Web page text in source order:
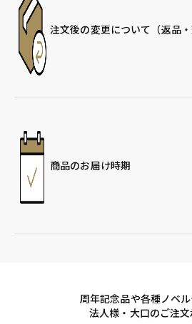
注文後の変更について （返品
商品のお届け時期
周年記念品や各種ノベル
法人様・大口のご注